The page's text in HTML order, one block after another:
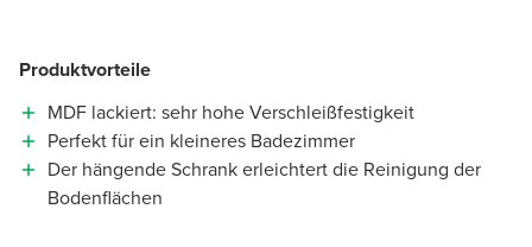
Produktvorteile
MDF lackiert: sehr hohe Verschleißfestigkeit
Perfekt für ein kleineres Badezimmer
Der hängende Schrank erleichtert die Reinigung der
Bodenflächen